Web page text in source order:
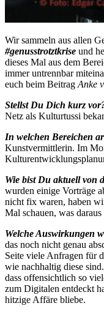
Wir sammeln aus allen
#genusstrotztkrise und
dieses Mal aus dem
immer untrennbar
euch beim Beitrag Anke
Stellst Du Dich kurz
Netz als Kulturtussi
In welchen Bereichen
Kunstvermittlerin. Im
Wie bist Du aktuell von
wurden einige Vorträge
nicht fix waren, haben
Mal schauen, was
Welche Auswirkungen
das noch nicht genau
Seite viele Anfragen für
wie nachhaltig diese
dass offensichtlich so
zum Digitalen entdeckt
hitzige Affäre bliebe.